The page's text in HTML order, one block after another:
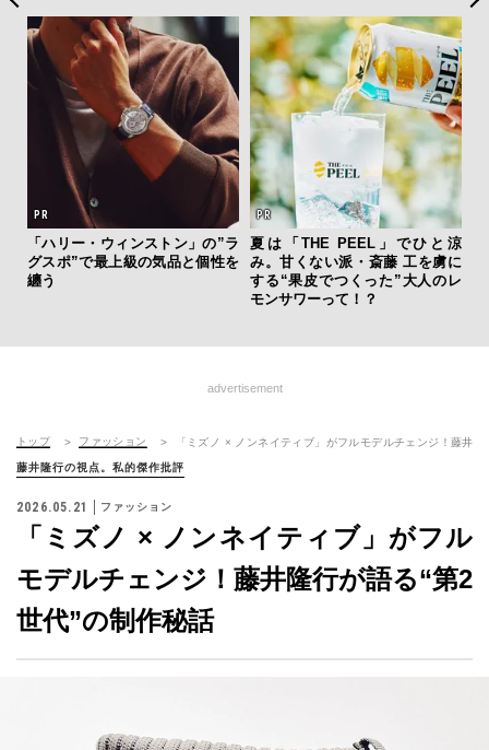
「ハリー・ウィンストン」の”ラ
グスポ”で最上級の気品と個性を
纏う
夏は「THE PEEL」でひと涼
み。甘くない派・斎藤 工を虜に
する“果皮でつくった”大人のレ
モンサワーって！？
advertisement
トップ ファッション 「ミズノ × ノンネイティブ」がフルモデルチェンジ！藤井隆
藤井隆行の視点。私的傑作批評
2026.05.21 ファッション
「ミズノ × ノンネイティブ」がフル
モデルチェンジ！藤井隆行が語る“第2
世代”の制作秘話